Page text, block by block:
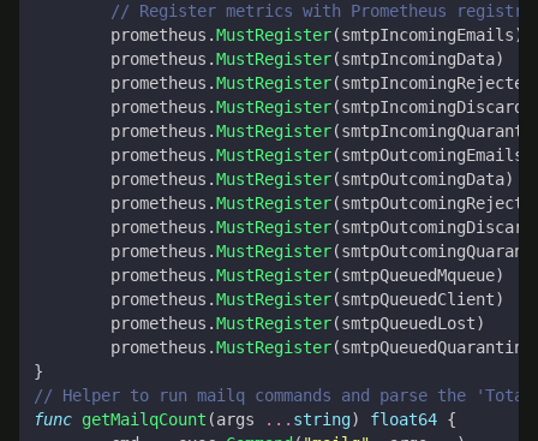
// Register metrics with Prometheus registry
prometheus .MustRegister(smtpIncomingEmails)
prometheus .MustRegister(smtpIncomingData)
prometheus .MustRegister(smtpIncomingRejected
prometheus .MustRegister(
prometheus .MustRegister(
prometheus .MustRegister(smtpOutcomingEmails
prometheus .MustRegister(smtpOutcomingData)
prometheus .MustRegister(
prometheus .MustRegister(
prometheus .MustRegister(
prometheus .MustRegister(smtpQueuedMqueue)
prometheus .MustRegister(smtpQueuedClient)
prometheus .MustRegister(smtpQueuedLost)
prometheus .MustRegister(
}
// Helper to run mailq commands and parse the
func getMailqCount (args ... string) float64 {